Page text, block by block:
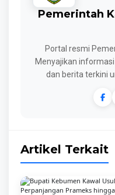
Pemerintah
Portal resmi
Menyajikan
dan berita terkini
Artikel Terkait